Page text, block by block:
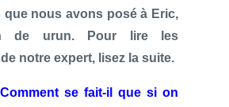
que nous avons posé à Eric,
de urun. Pour lire les
notre expert, lisez la suite.
se fait-il que si on